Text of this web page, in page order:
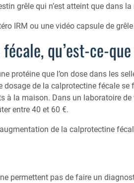
grêle qui n’est atteint que dans
IRM ou une vidéo capsule de
qu’est-ce-
protéine que l’on dose dans les
dosage de la calprotectine fécale
à la maison. Dans un laboratoire de
entre 40 et 60 €.
de la calprotectine
permettent pas de faire un